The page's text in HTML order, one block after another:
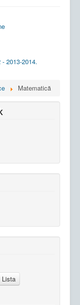
2013-2014.
Matematică
Lista